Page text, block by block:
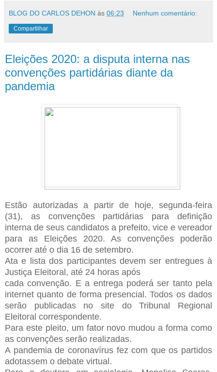
BLOG DO CARLOS DEHON às 06:23 Nenhum comentário:
Compartilhar
Eleições 2020: a disputa interna nas
convenções partidárias diante da
pandemia
Estão autorizadas a partir de hoje, segunda-feira
(31), as convenções partidárias para definição
interna de seus candidatos a prefeito, vice e vereador
para as Eleições 2020. As convenções poderão
ocorrer até o dia 16 de setembro.
Ata e lista dos participantes devem ser entregues à
Justiça Eleitoral, até 24 horas após
cada convenção. E a entrega poderá ser tanto pela
internet quanto de forma presencial. Todos os dados
serão publicadas no site do Tribunal Regional
Eleitoral correspondente.
Para este pleito, um fator novo mudou a forma como
as convenções serão realizadas.
A pandemia de coronavírus fez com que os partidos
adotassem o debate virtual.